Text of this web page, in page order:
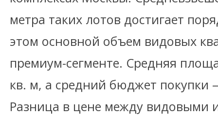
метра таких лотов достигает
этом основной объем видовых
премиум-сегменте. Средняя
кв. м, а средний бюджет
Разница в цене между видовыми